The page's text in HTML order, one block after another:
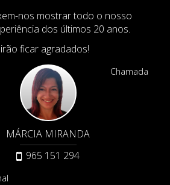
nos mostrar todo o nosso
dos últimos 20 anos.
ficar agradados!
MÁRCIA MIRANDA
965 151 294
Chamada